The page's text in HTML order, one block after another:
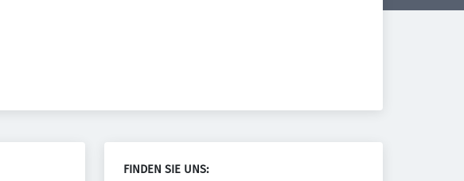
FINDEN SIE UNS: